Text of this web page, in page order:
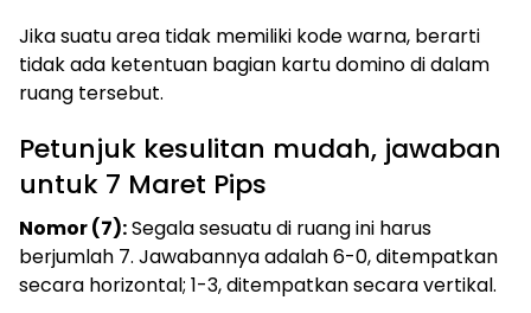
Jika suatu area tidak memiliki kode warna, berarti
tidak ada ketentuan bagian kartu domino di dalam
ruang tersebut.
Petunjuk kesulitan mudah, jawaban
untuk 7 Maret Pips
Nomor (7):Segala sesuatu di ruang ini harus
berjumlah 7. Jawabannya adalah 6-0, ditempatkan
secara horizontal; 1-3, ditempatkan secara vertikal.